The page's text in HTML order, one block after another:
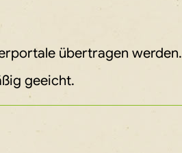
übertragen werden.
geeicht.